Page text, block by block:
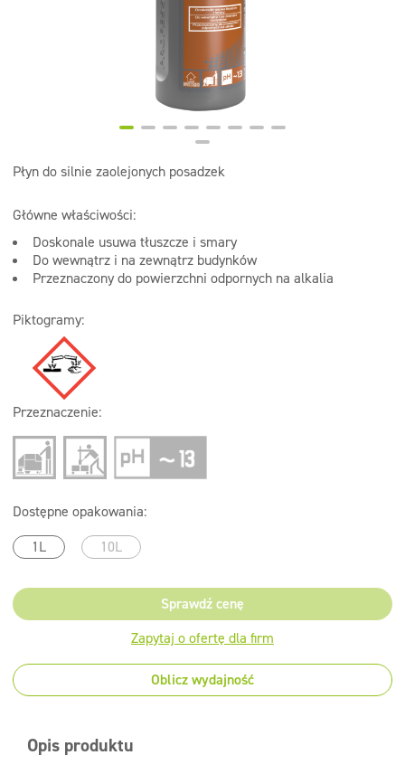
Płyn do silnie zaolejonych posadzek
Główne właściwości:
Doskonale usuwa tłuszcze i smary
Do wewnątrz i na zewnątrz budynków
Przeznaczony do powierzchni odpornych na alkalia
Piktogramy:
Przeznaczenie:
Dostępne opakowania:
1L
10L
Sprawdź cenę
Zapytaj o ofertę dla firm
Oblicz wydajność
Opis produktu